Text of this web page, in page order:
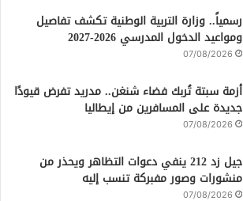
رسمياً.. وزارة التربية الوطنية تكشف تفاصيل
ومواعيد الدخول المدرسي 2026-2027
07/08/2026
أزمة سبتة تُربك فضاء شنغن.. مدريد تفرض قيودًا
جديدة على المسافرين من إيطاليا
07/08/2026
جيل زد 212 ينفي دعوات التظاهر ويحذر من
منشورات وصور مفبركة تنسب إليه
07/08/2026